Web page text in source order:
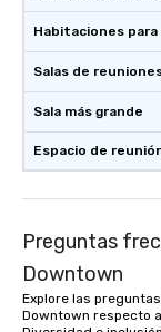
Salas de
Sala más grande
Espacio de
Preguntas
Downtown
Explore las
Downtown respecto